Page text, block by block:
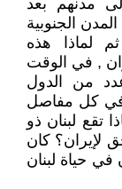
مدنهم بعد
الجنوبية
لماذا هذه
, في الوقت
من الدول
في كل مفاصل
تقع لبنان ذو
لإيران؟ كان
حياة لبنان